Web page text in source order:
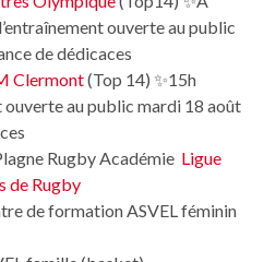
ouverte au public
de dédicaces
Clermont(Top 14) ✨15h
ouverte au public mardi 18 août
Rugby Académie Ligue
de Rugby
de formation ASVEL féminin